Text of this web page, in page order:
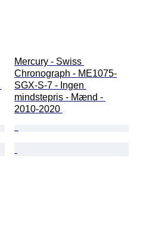
Mercury - Swiss
Chronograph - ME1075-
SGX-S-7 - Ingen
mindstepris - Mænd -
2010-2020